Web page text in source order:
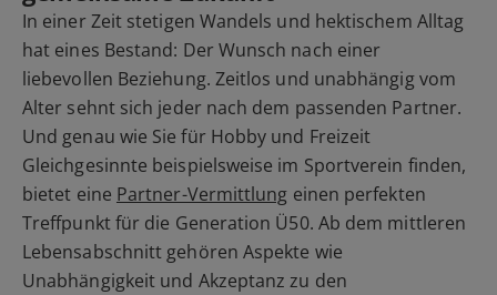
In einer Zeit stetigen Wandels und hektischem Alltag
hat eines Bestand: Der Wunsch nach einer
liebevollen Beziehung. Zeitlos und unabhängig vom
Alter sehnt sich jeder nach dem passenden Partner.
Und genau wie Sie für Hobby und Freizeit
Gleichgesinnte beispielsweise im Sportverein finden,
bietet eine Partner-Vermittlung einen perfekten
Treffpunkt für die Generation Ü50. Ab dem mittleren
Lebensabschnitt gehören Aspekte wie
Unabhängigkeit und Akzeptanz zu den